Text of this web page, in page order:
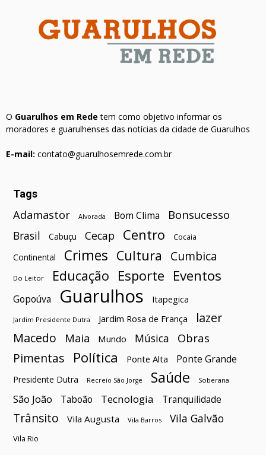
O Guarulhos em Rede tem como objetivo informar os
moradores e guarulhenses das notícias da cidade de Guarulhos
E-mail: contato@guarulhosemrede.com.br
Tags
Adamastor Alvorada Bom Clima Bonsucesso
Brasil Cabuçu Cecap Centro Cocaia
Continental Crimes Cultura Cumbica
Do Leitor Educação Esporte Eventos
Gopoúva Guarulhos Itapegica
Jardim Presidente Dutra Jardim Rosa de França
lazer
Macedo
Maia Mundo Música Obras
Pimentas Política Ponte Alta Ponte Grande
Presidente Dutra Recreio São Jorge Saúde Soberana
São João Taboão Tecnologia Tranquilidade
Trânsito Vila Augusta Vila Barros Vila Galvão
Vila Rio